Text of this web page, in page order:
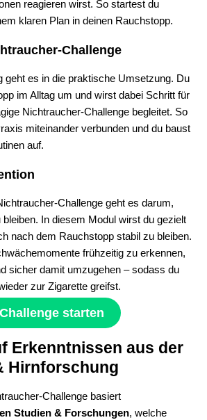
reagieren wirst. So startest du
klaren Plan in deinen Rauchstopp.
Challenge
geht es in die praktische Umsetzung. Du
im Alltag um und wirst dabei Schritt für
Nichtraucher-Challenge begleitet. So
miteinander verbunden und du baust
auf.
Challenge geht es darum,
bleiben. In diesem Modul wirst du gezielt
nach dem Rauchstopp stabil zu bleiben.
frühzeitig zu erkennen,
sicher damit umzugehen – sodass du
zur Zigarette greifst.
starten
Erkenntnissen aus der
Hirnforschung
Challenge basiert
Studien & Forschungen, welche